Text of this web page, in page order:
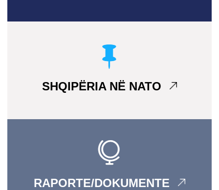
SHQIPËRIA NË NATO
RAPORTE/DOKUMENTE